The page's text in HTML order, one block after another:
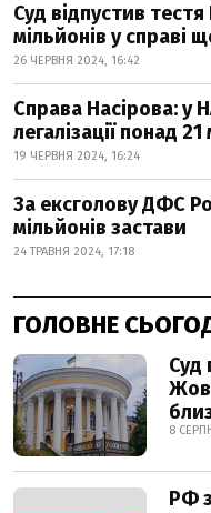
Суд відпустив
мільйонів у справі
26 ЧЕРВНЯ 2024, 16:42
Справа Насірова: у
легалізації понад
19 ЧЕРВНЯ 2024, 16:24
За ексголову ДФС
мільйонів застави
24 ТРАВНЯ 2024, 17:18
ГОЛОВНЕ
Суд
8
РФ